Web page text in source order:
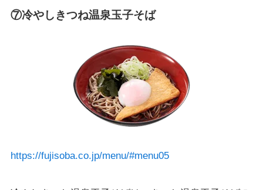
⑦冷やしきつね温泉玉子そば
https://fujisoba.co.jp/menu/#menu05